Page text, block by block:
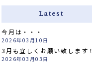
Latest
今月は・・・
2026年03月10日
3月も宜しくお願い致します！
2026年03月03日